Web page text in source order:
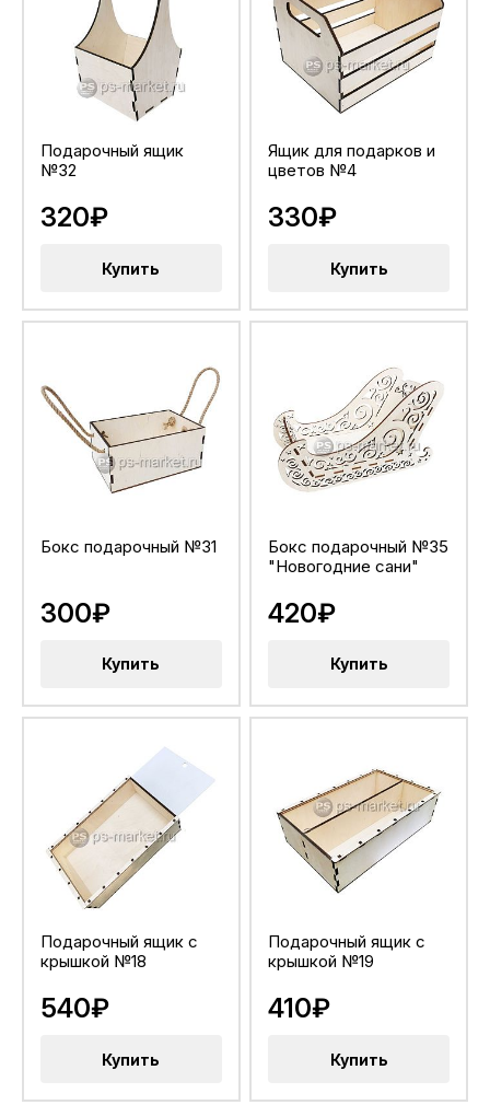
Подарочный ящик
№32
320₽
Купить
Ящик для подарков и
цветов №4
330₽
Купить
Бокс подарочный №31
300₽
Купить
Бокс подарочный №35
"Новогодние сани"
420₽
Купить
Подарочный ящик с
крышкой №18
540₽
Купить
Подарочный ящик с
крышкой №19
410₽
Купить